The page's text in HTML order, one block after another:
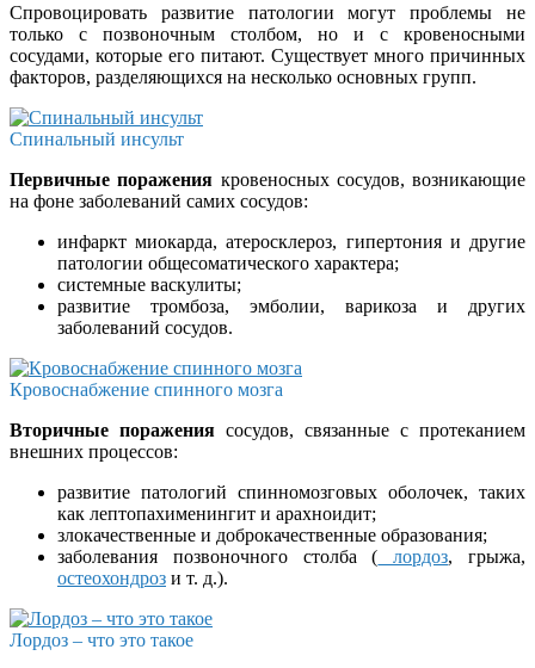
Спровоцировать развитие патологии могут проблемы не
только с позвоночным столбом, но и с кровеносными
сосудами, которые его питают. Существует много причинных
факторов, разделяющихся на несколько основных групп.
Спинальный инсульт
Первичные поражения кровеносных сосудов, возникающие
на фоне заболеваний самих сосудов:
инфаркт миокарда, атеросклероз, гипертония и другие
патологии общесоматического характера;
системные васкулиты;
развитие тромбоза, эмболии, варикоза и других
заболеваний сосудов.
Кровоснабжение спинного мозга
Вторичные поражения сосудов, связанные с протеканием
внешних процессов:
развитие патологий спинномозговых оболочек, таких
как лептопахименингит и арахноидит;
злокачественные и доброкачественные образования;
заболевания позвоночного столба ( лордоз, грыжа,
остеохондроз и т. д.).
Лордоз – что это такое